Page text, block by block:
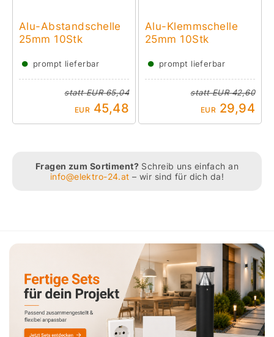
Alu-Abstandschelle
25mm 10Stk
● prompt lieferbar
stattEUR 65,04
EUR 45,48
Alu-Klemmschelle
25mm 10Stk
● prompt lieferbar
stattEUR 42,60
EUR 29,94
Fragen zum Sortiment? Schreib uns einfach an
info@elektro-24.at – wir sind für dich da!